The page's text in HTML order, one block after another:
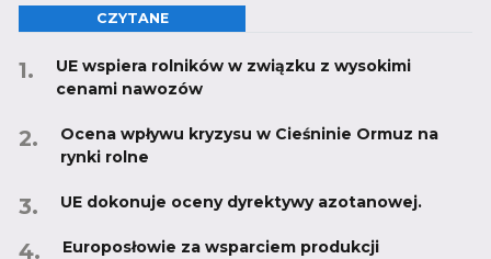
CZYTANE
UE wspiera rolników w związku z wysokimi
cenami nawozów
Ocena wpływu kryzysu w Cieśninie Ormuz na
rynki rolne
UE dokonuje oceny dyrektywy azotanowej.
Europosłowie za wsparciem produkcji